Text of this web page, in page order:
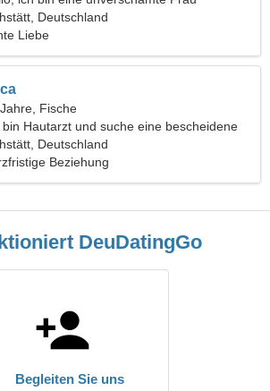
Deutschland
Liebe
Fische
bin Hautarzt und suche eine bescheidene
Deutschland
Beziehung
DeuDatingGo
Begleiten Sie uns